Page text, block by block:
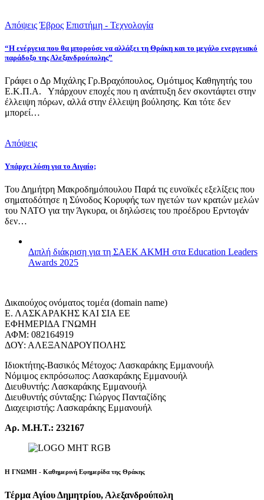
Απόψεις Έβρος Επιστήμη - Τεχνολογία
“Η ενέργεια που θα μπορούσε να αλλάξει τη Θράκη και το μεγάλο ενεργειακό
παράδοξο της Αλεξανδρούπολης”
Γράφει ο Δρ Μιχάλης Γρ.Βραχόπουλος, Ομότιμος Καθηγητής του
Ε.Κ.Π.Α. Υπάρχουν εποχές που η ανάπτυξη δεν σκοντάφτει στην
έλλειψη πόρων, αλλά στην έλλειψη βούλησης. Και τότε δεν
μπορεί…
Απόψεις
Υπάρχει λύση για το Αιγαίο;
Του Δημήτρη Μακροδημόπουλου Παρά τις ευνοϊκές εξελίξεις που
σηματοδότησε η Σύνοδος Κορυφής των ηγετών των κρατών μελών
του ΝΑΤΟ για την Άγκυρα, οι δηλώσεις του προέδρου Ερντογάν
δεν…
Διπλή διάκριση για τη ΣΑΕΚ ΑΚΜΗ στα Education Leaders
Awards 2025
Δικαιούχος ονόματος τομέα (domain name)
Ε. ΛΑΣΚΑΡΑΚΗΣ ΚΑΙ ΣΙΑ ΕΕ
ΕΦΗΜΕΡΙΔΑ ΓΝΩΜΗ
ΑΦΜ: 082164919
ΔΟΥ: ΑΛΕΞΑΝΔΡΟΥΠΟΛΗΣ
Ιδιοκτήτης-Βασικός Μέτοχος: Λασκαράκης Εμμανουήλ
Νόμιμος εκπρόσωπος: Λασκαράκης Εμμανουήλ
Διευθυντής: Λασκαράκης Εμμανουήλ
Διευθυντής σύνταξης: Γιώργος Πανταζίδης
Διαχειριστής: Λασκαράκης Εμμανουήλ
Αρ. Μ.Η.Τ.: 232167
Η ΓΝΩΜΗ - Καθημερινή Εφημερίδα της Θράκης
Τέρμα Αγίου Δημητρίου, Αλεξανδρούπολη